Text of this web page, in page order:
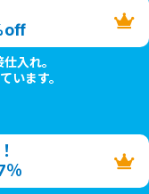
入れ。
います。
％